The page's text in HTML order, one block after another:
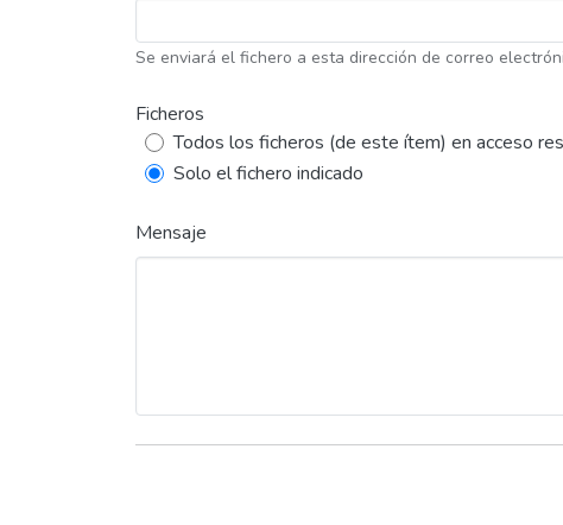
Se enviará el fichero a esta dirección de correo
Ficheros
Todos los ficheros (de este ítem) en acceso
Solo el fichero indicado
Mensaje